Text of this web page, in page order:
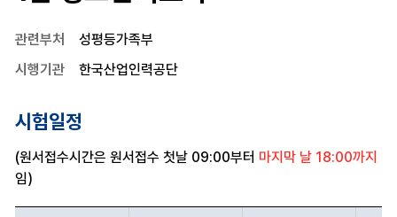
관련부처
성평등가족부
시행기관
한국산업인력공단
시험일정
(원서접수시간은 원서접수 첫날 09:00부터 마지막 날 18:00까지
임)